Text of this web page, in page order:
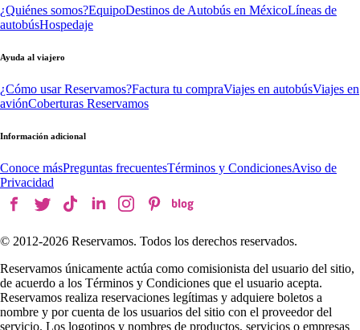
¿Quiénes somos?EquipoDestinos de Autobús en MéxicoLíneas de
autobúsHospedaje
Ayuda al viajero
¿Cómo usar Reservamos?Factura tu compraViajes en autobúsViajes en
aviónCoberturas Reservamos
Información adicional
Conoce másPreguntas frecuentesTérminos y CondicionesAviso de
Privacidad
© 2012-2026 Reservamos. Todos los derechos reservados.
Reservamos únicamente actúa como comisionista del usuario del sitio,
de acuerdo a los Términos y Condiciones que el usuario acepta.
Reservamos realiza reservaciones legítimas y adquiere boletos a
nombre y por cuenta de los usuarios del sitio con el proveedor del
servicio. Los logotipos y nombres de productos, servicios o empresas